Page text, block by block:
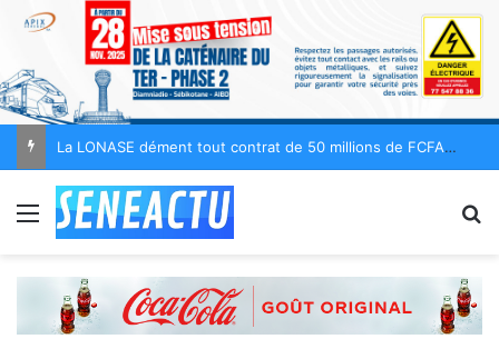
Uruguay : Diego Forlán officiellement nommé sélectionneur de la Celeste
Menu